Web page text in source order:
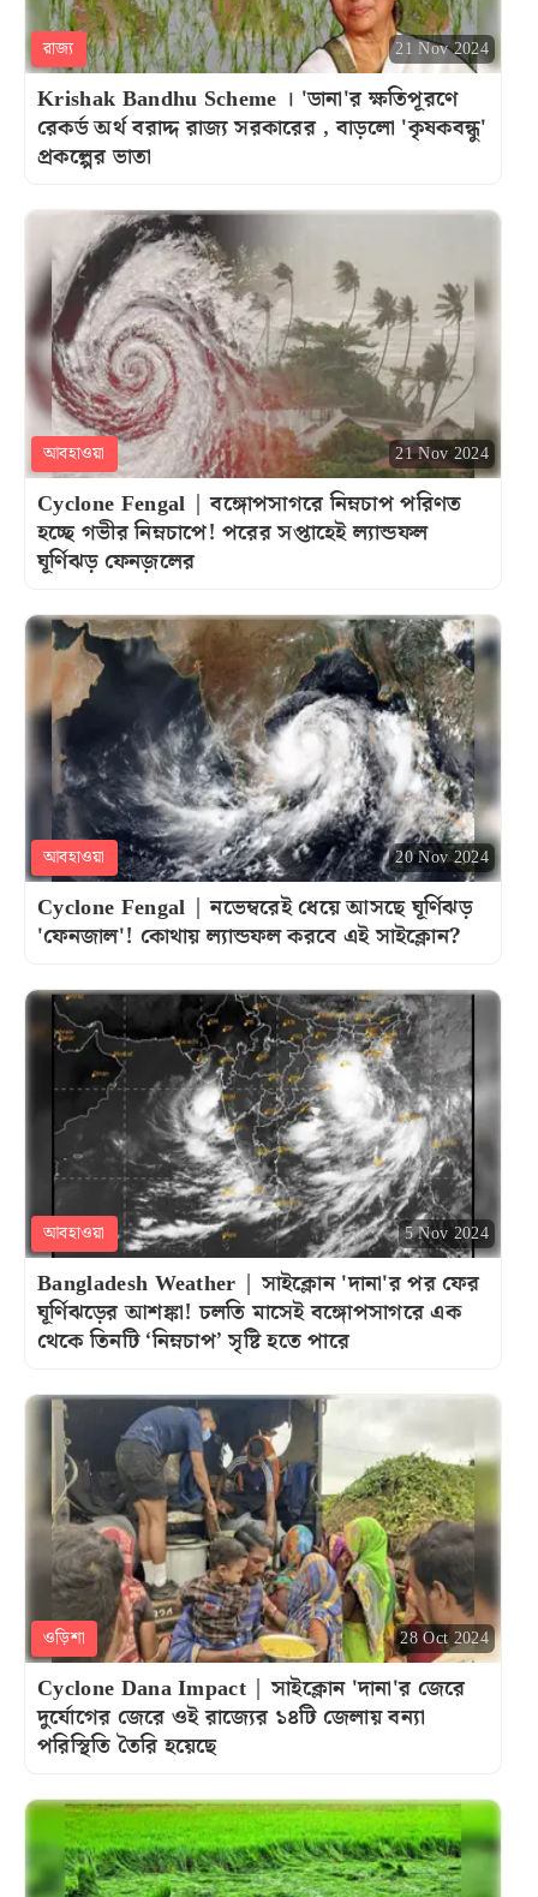
রাজ্য 21 Nov 2024
Krishak Bandhu Scheme । 'ডানা'র ক্ষতিপূরণে
রেকর্ড অর্থ বরাদ্দ রাজ্য সরকারের , বাড়লো 'কৃষকবন্ধু'
প্রকল্পের ভাতা
আবহাওয়া 21 Nov 2024
Cyclone Fengal | বঙ্গোপসাগরে নিম্নচাপ পরিণত
হচ্ছে গভীর নিম্নচাপে! পরের সপ্তাহেই ল্যান্ডফল
ঘূর্ণিঝড় ফেনজ়লের
আবহাওয়া 20 Nov 2024
Cyclone Fengal | নভেম্বরেই ধেয়ে আসছে ঘূর্ণিঝড়
'ফেনজাল'! কোথায় ল্যান্ডফল করবে এই সাইক্লোন?
আবহাওয়া 5 Nov 2024
Bangladesh Weather | সাইক্লোন 'দানা'র পর ফের
ঘূর্ণিঝড়ের আশঙ্কা! চলতি মাসেই বঙ্গোপসাগরে এক
থেকে তিনটি ‘নিম্নচাপ’ সৃষ্টি হতে পারে
ওড়িশা 28 Oct 2024
Cyclone Dana Impact | সাইক্লোন 'দানা'র জেরে
দুর্যোগের জেরে ওই রাজ্যের ১৪টি জেলায় বন্যা
পরিস্থিতি তৈরি হয়েছে